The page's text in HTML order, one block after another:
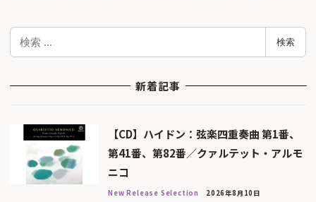
検索
新着記事
【CD】ハイドン：弦楽四重奏曲 第1番、
第41番、第82番／クァルテット・アルモ
ニコ
New Release Selection 2026年8月10日